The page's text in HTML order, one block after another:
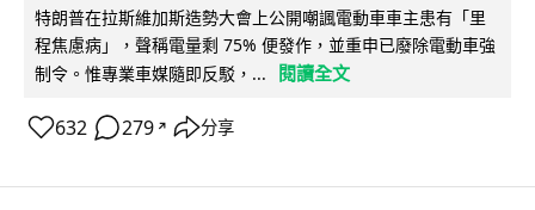
特朗普在拉斯維加斯造勢大會上公開嘲諷電動車車主患有「里
程焦慮病」，聲稱電量剩 75% 便發作，並重申已廢除電動車強
制令。惟專業車媒隨即反駁，...
閱讀全文
632 279 ↗ 分享